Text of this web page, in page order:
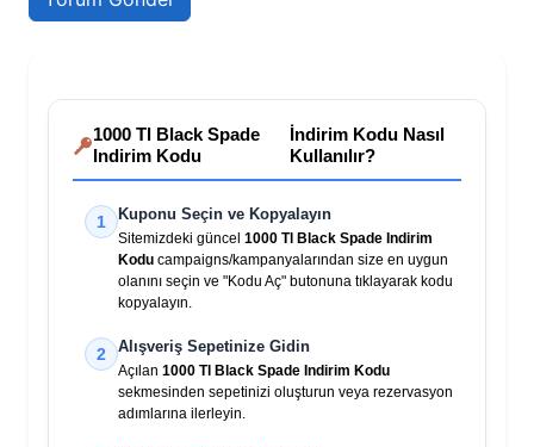
1000 Tl Black Spade
Indirim Kodu
İndirim Kodu Nasıl
Kullanılır?
1 Kuponu Seçin ve Kopyalayın
Sitemizdeki güncel 1000 Tl Black Spade Indirim
Kodu campaigns/kampanyalarından size en uygun
olanını seçin ve "Kodu Aç" butonuna tıklayarak kodu
kopyalayın.
2 Alışveriş Sepetinize Gidin
Açılan 1000 Tl Black Spade Indirim Kodu
sekmesinden sepetinizi oluşturun veya rezervasyon
adımlarına ilerleyin.